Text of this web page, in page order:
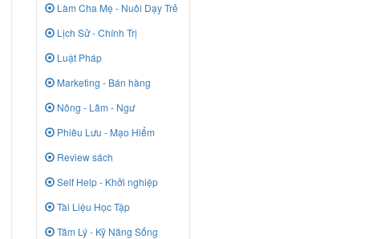
Làm Cha Mẹ - Nuôi Dạy Trẻ
Lịch Sử - Chính Trị
Luật Pháp
Marketing - Bán hàng
Nông - Lâm - Ngư
Phiêu Lưu - Mạo Hiểm
Review sách
Self Help - Khởi nghiệp
Tài Liệu Học Tập
Tâm Lý - Kỹ Năng Sống